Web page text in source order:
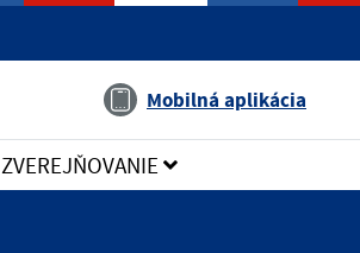
Mobilná aplikácia
ZVEREJŇOVANIE